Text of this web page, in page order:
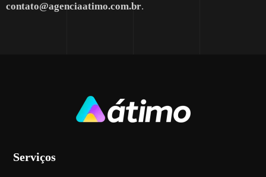
contato@agenciaatimo.com.br.
Serviços